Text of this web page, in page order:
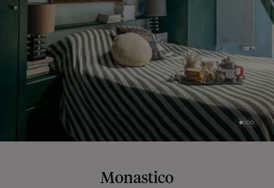
Monastico